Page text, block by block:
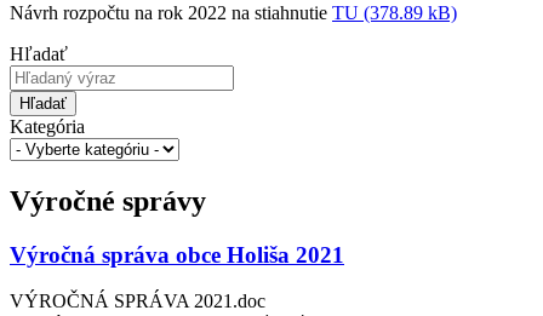
Návrh rozpočtu na rok 2022 na stiahnutie TU (378.89 kB)
Hľadať
Hľadať
Kategória
Výročné správy
Výročná správa obce Holiša 2021
VÝROČNÁ SPRÁVA 2021.doc